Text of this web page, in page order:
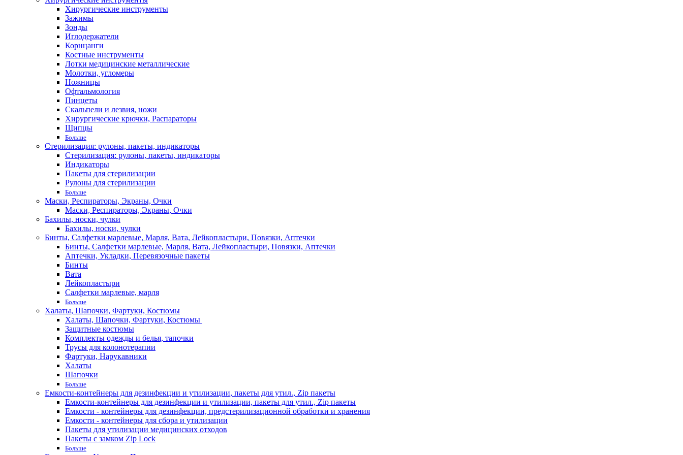
Хирургические инструменты
Зажимы
Зонды
Иглодержатели
Корнцанги
Костные инструменты
Лотки медицинские металлические
Молотки, угломеры
Ножницы
Офтальмология
Пинцеты
Скальпели и лезвия, ножи
Хирургические крючки, Распараторы
Щипцы
Больше
Стерилизация: рулоны, пакеты, индикаторы
Стерилизация: рулоны, пакеты, индикаторы
Индикаторы
Пакеты для стерилизации
Рулоны для стерилизации
Больше
Маски, Респираторы, Экраны, Очки
Маски, Респираторы, Экраны, Очки
Бахилы, носки, чулки
Бахилы, носки, чулки
Бинты, Салфетки марлевые, Марля, Вата, Лейкопластыри, Повязки, Аптечки
Бинты, Салфетки марлевые, Марля, Вата, Лейкопластыри, Повязки, Аптечки
Аптечки, Укладки, Перевязочные пакеты
Бинты
Вата
Лейкопластыри
Салфетки марлевые, марля
Больше
Халаты, Шапочки, Фартуки, Костюмы
Халаты, Шапочки, Фартуки, Костюмы
Защитные костюмы
Комплекты одежды и белья, тапочки
Трусы для колонотерапии
Фартуки, Нарукавники
Халаты
Шапочки
Больше
Емкости-контейнеры для дезинфекции и утилизации, пакеты для утил., Zip пакеты
Емкости-контейнеры для дезинфекции и утилизации, пакеты для утил., Zip пакеты
Емкости - контейнеры для дезинфекции, предстерилизационной обработки и хранения
Емкости - контейнеры для сбора и утилизации
Пакеты для утилизации медицинских отходов
Пакеты с замком Zip Lock
Больше